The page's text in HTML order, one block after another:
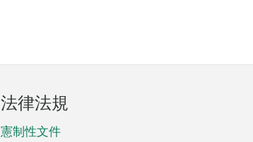
法律法規
憲制性文件